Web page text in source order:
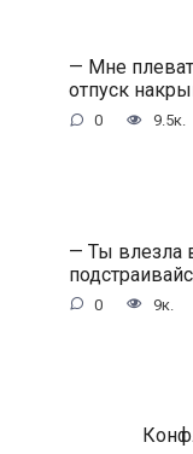
— Мне
отпуск
0 9.5к.
— Ты влезла
0 9к.